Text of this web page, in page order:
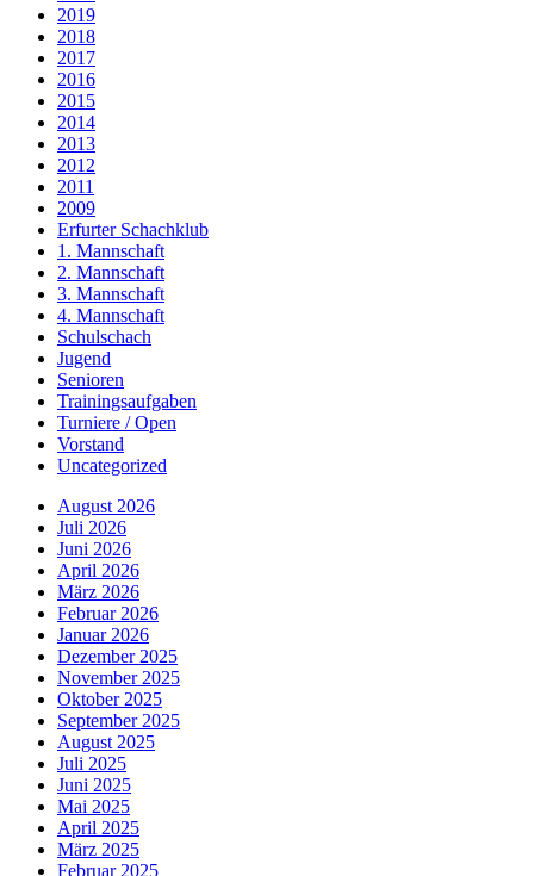
2019
2018
2017
2016
2015
2014
2013
2012
2011
2009
Erfurter Schachklub
1. Mannschaft
2. Mannschaft
3. Mannschaft
4. Mannschaft
Schulschach
Jugend
Senioren
Trainingsaufgaben
Turniere / Open
Vorstand
Uncategorized
August 2026
Juli 2026
Juni 2026
April 2026
März 2026
Februar 2026
Januar 2026
Dezember 2025
November 2025
Oktober 2025
September 2025
August 2025
Juli 2025
Juni 2025
Mai 2025
April 2025
März 2025
Februar 2025